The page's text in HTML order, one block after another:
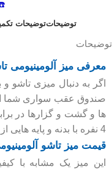
توضیحاتتوضیحات
توضیحات
معرفی میز آلومینیومی تاشو 4
اگر به دنبال میزی تاشو
ها و گشت و گزارها در
4 نفره با بدنه و پایه هایی از جنس آلومینیوم، بهترین گزینه است.
قیمت میز تاشو آلومینیومی
این میز یک مشابه با